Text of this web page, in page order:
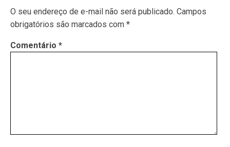
O seu endereço de e-mail não será publicado. Campos
obrigatórios são marcados com *
Comentário *